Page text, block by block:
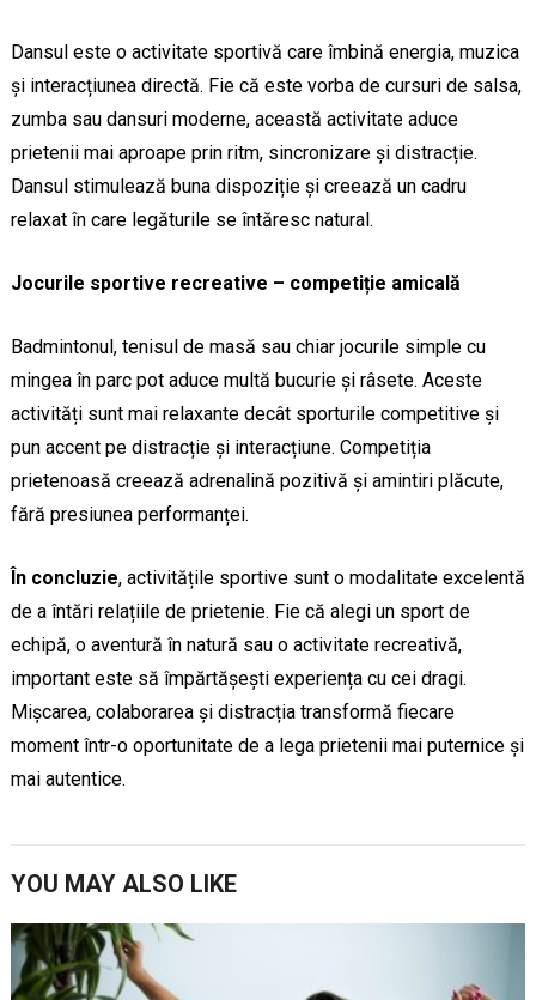
Dansul este o activitate sportivă care îmbină energia, muzica
și interacțiunea directă. Fie că este vorba de cursuri de salsa,
zumba sau dansuri moderne, această activitate aduce
prietenii mai aproape prin ritm, sincronizare și distracție.
Dansul stimulează buna dispoziție și creează un cadru
relaxat în care legăturile se întăresc natural.
Jocurile sportive recreative – competiție amicală
Badmintonul, tenisul de masă sau chiar jocurile simple cu
mingea în parc pot aduce multă bucurie și râsete. Aceste
activități sunt mai relaxante decât sporturile competitive și
pun accent pe distracție și interacțiune. Competiția
prietenoasă creează adrenalină pozitivă și amintiri plăcute,
fără presiunea performanței.
În concluzie, activitățile sportive sunt o modalitate excelentă
de a întări relațiile de prietenie. Fie că alegi un sport de
echipă, o aventură în natură sau o activitate recreativă,
important este să împărtășești experiența cu cei dragi.
Mișcarea, colaborarea și distracția transformă fiecare
moment într-o oportunitate de a lega prietenii mai puternice și
mai autentice.
YOU MAY ALSO LIKE